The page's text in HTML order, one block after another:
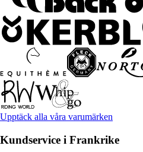
Upptäck alla våra varumärken
Kundservice i Frankrike